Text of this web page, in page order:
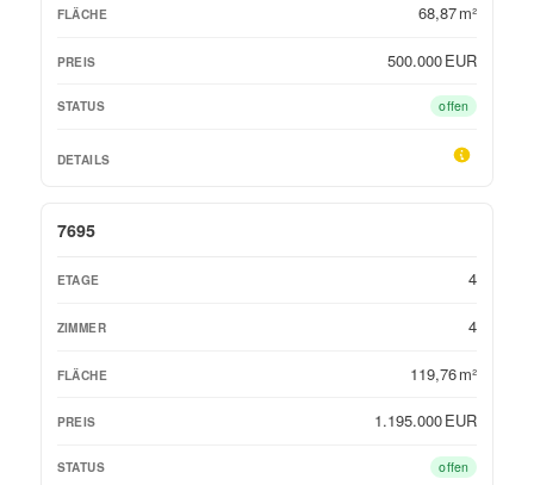
68,87 m²
500.000 EUR
offen
7695
4
4
119,76 m²
1.195.000 EUR
offen